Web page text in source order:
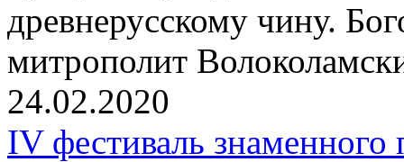
древнерусскому чину.
митрополит
24.02.2020
IV фестиваль